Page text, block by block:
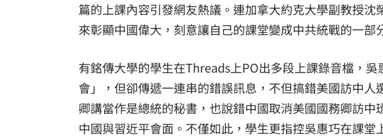
篇的上課內容引發網友熱議。連加拿大約克大學副教授
來彰顯中國偉大，刻意讓自己的課堂變成中共統戰的一部
有銘傳大學的學生在Threads上PO出多段上課錄音檔，
會」，但卻傳遞一連串的錯誤訊息，不但搞錯美國訪中
卿講當作是總統的秘書，也說錯中國取消美國國務卿訪中
中國與習近平會面。不僅如此，學生更指控吳惠巧在課